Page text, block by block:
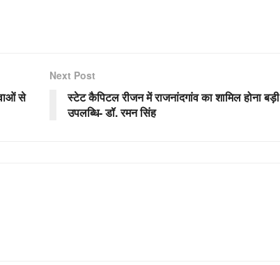
से
Next Post
स्टेट कैपिटल रीजन में राजनांदगांव का शामिल होना बड़ी
उपलब्धि- डॉ. रमन सिंह